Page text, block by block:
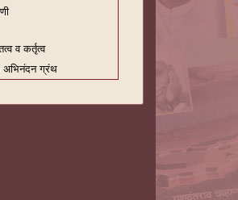
व कर्तृत्व
अभिनंदन ग्रंथ